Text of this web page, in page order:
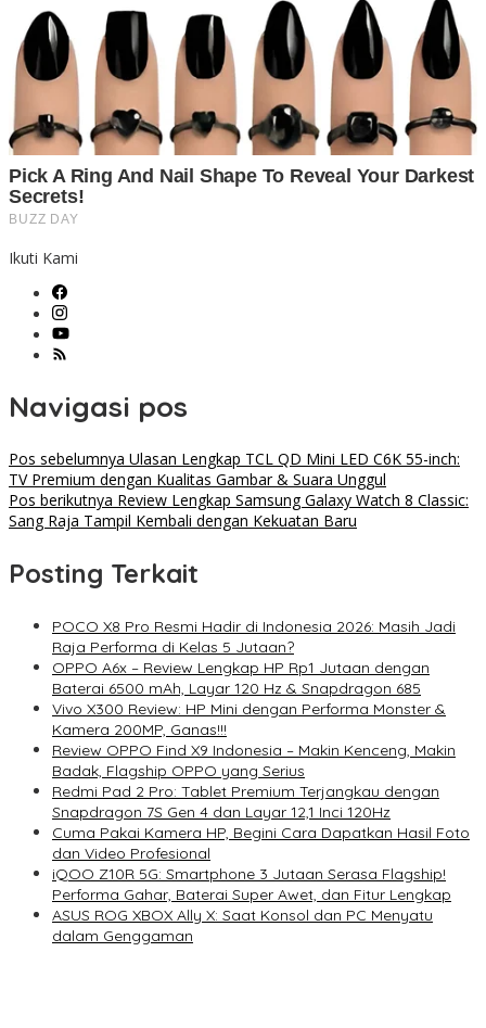
Ikuti Kami
Navigasi pos
Pos sebelumnya Ulasan Lengkap TCL QD Mini LED C6K 55-inch:
TV Premium dengan Kualitas Gambar & Suara Unggul
Pos berikutnya Review Lengkap Samsung Galaxy Watch 8 Classic:
Sang Raja Tampil Kembali dengan Kekuatan Baru
Posting Terkait
POCO X8 Pro Resmi Hadir di Indonesia 2026: Masih Jadi
Raja Performa di Kelas 5 Jutaan?
OPPO A6x – Review Lengkap HP Rp1 Jutaan dengan
Baterai 6500 mAh, Layar 120 Hz & Snapdragon 685
Vivo X300 Review: HP Mini dengan Performa Monster &
Kamera 200MP, Ganas!!!
Review OPPO Find X9 Indonesia – Makin Kenceng, Makin
Badak, Flagship OPPO yang Serius
Redmi Pad 2 Pro: Tablet Premium Terjangkau dengan
Snapdragon 7S Gen 4 dan Layar 12,1 Inci 120Hz
Cuma Pakai Kamera HP, Begini Cara Dapatkan Hasil Foto
dan Video Profesional
iQOO Z10R 5G: Smartphone 3 Jutaan Serasa Flagship!
Performa Gahar, Baterai Super Awet, dan Fitur Lengkap
ASUS ROG XBOX Ally X: Saat Konsol dan PC Menyatu
dalam Genggaman